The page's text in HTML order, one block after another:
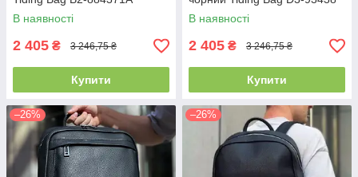
В наявності
2 405 ₴ 3 246,75 ₴
Купити
В наявності
2 405 ₴ 3 246,75 ₴
Купити
–26% –26%